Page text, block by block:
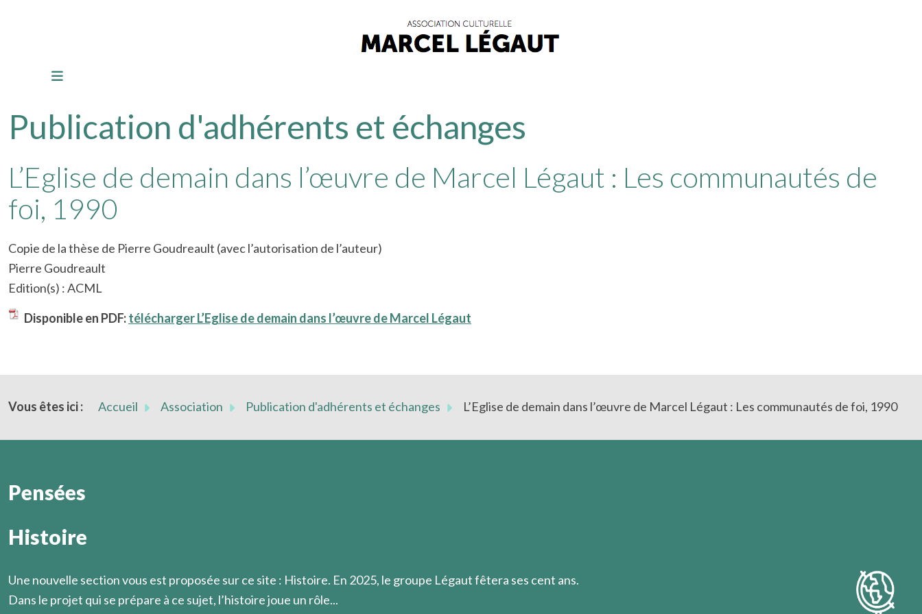
Publication d'adhérents et échanges
L’Eglise de demain dans l’œuvre de Marcel Légaut : Les communautés de
foi, 1990
Copie de la thèse de Pierre Goudreault (avec l’autorisation de l’auteur)
Pierre Goudreault
Edition(s) : ACML
Disponible en PDF:télécharger L’Eglise de demain dans l’œuvre de Marcel Légaut
Vous êtes ici : Accueil Association Publication d'adhérents et échanges L’Eglise de demain dans l’œuvre de Marcel Légaut : Les communautés de foi, 1990
Pensées
Il faut aller droit le chemin, fuir toutes les distractions qui ralentissent la marche, se refuser à ménager, pour l’avenir, toute position de repli, couper derrière soi tous les
Marcel Légaut
Combien rares sont les chrétiens qui réfléchissent sérieusement à ce qu'ils croient!
Histoire
Une nouvelle section vous est proposée sur ce site : Histoire. En 2025, le groupe Légaut fêtera ses cent ans.
Dans le projet qui se prépare à ce sujet, l’histoire joue un rôle...